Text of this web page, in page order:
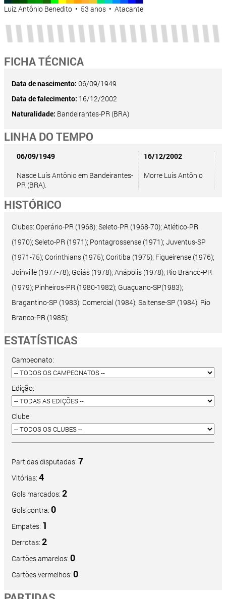
Luiz Antônio Benedito • 53 anos • Atacante
FICHA TÉCNICA
Data de nascimento: 06/09/1949
Data de falecimento: 16/12/2002
Naturalidade: Bandeirantes-PR (BRA)
LINHA DO TEMPO
06/09/1949
Nasce Luís Antônio em Bandeirantes-
PR (BRA).
16/12/2002
Morre Luís Antônio
HISTÓRICO
Clubes: Operário-PR (1968); Seleto-PR (1968-70); Atlético-PR
(1970); Seleto-PR (1971); Pontagrossense (1971); Juventus-SP
(1971-75); Corinthians (1975); Coritiba (1975); Figueirense (1976);
Joinville (1977-78); Goiás (1978); Anápolis (1978); Rio Branco-PR
(1979); Pinheiros-PR (1980-1982); Guaçuano-SP(1983);
Bragantino-SP (1983); Comercial (1984); Saltense-SP (1984); Rio
Branco-PR (1985);
ESTATÍSTICAS
Campeonato:
Edição:
Clube:
Partidas disputadas: 7
Vitórias: 4
Gols marcados: 2
Gols contra: 0
Empates: 1
Derrotas: 2
Cartões amarelos: 0
Cartões vermelhos: 0